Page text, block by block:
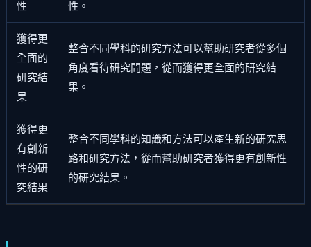
性
性。
獲得更
全面的
研究結
果
整合不同學科的研究方法可以幫助研究者從多個
角度看待研究問題，從而獲得更全面的研究結
果。
獲得更
有創新
性的研
究結果
整合不同學科的知識和方法可以產生新的研究思
路和研究方法，從而幫助研究者獲得更有創新性
的研究結果。